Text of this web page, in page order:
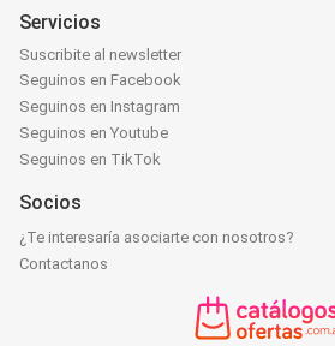
Servicios
Suscribite al newsletter
Seguinos en Facebook
Seguinos en Instagram
Seguinos en Youtube
Seguinos en TikTok
Socios
¿Te interesaría asociarte con nosotros?
Contactanos